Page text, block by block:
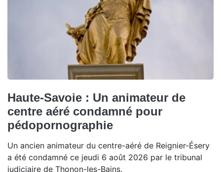
Haute-Savoie : Un animateur de
centre aéré condamné pour
pédopornographie
Un ancien animateur du centre-aéré de Reignier-Ésery
a été condamné ce jeudi 6 août 2026 par le tribunal
judiciaire de Thonon-les-Bains.